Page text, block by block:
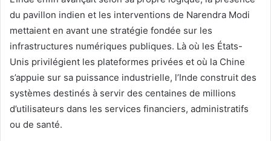
du pavillon indien et les interventions de Narendra Modi
mettaient en avant une stratégie fondée sur les
infrastructures numériques publiques. Là où les États-
Unis privilégient les plateformes privées et où la Chine
s’appuie sur sa puissance industrielle, l’Inde construit des
systèmes destinés à servir des centaines de millions
d’utilisateurs dans les services financiers, administratifs
ou de santé.